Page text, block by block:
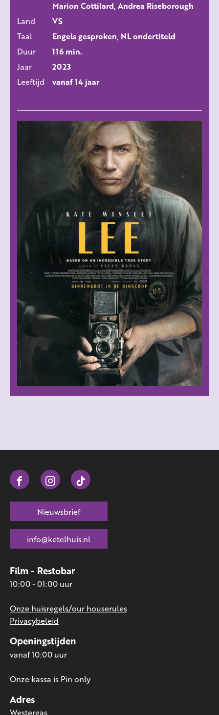
Marion Cottilard, Andrea Riseborough
Land
VS
Taal
Engels gesproken, NL ondertiteld
Duur
116 min.
Jaar
2023
Leeftijd
vanaf 14 jaar
Adres
Westergas
Openingstijden
vanaf 10:00 uur
Onze kassa is Pin only
Film - Restobar
10:00 - 01:00 uur
Onze huisregels/our houserules
Privacybeleid
Nieuwsbrief
info@ketelhuis.nl